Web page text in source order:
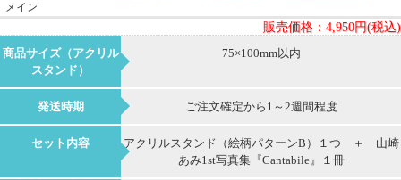
メイン
販売価格： 4,950円(税込)
商品サイズ（アクリル
スタンド）
75×100mm以内
発送時期 ご注文確定から1～2週間程度
セット内容
アクリルスタンド（絵柄パターンB）１つ ＋ 山崎
あみ1st写真集『Cantabile』１冊